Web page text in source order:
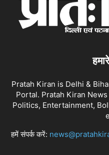
Pratah Kiran is Delhi &
Portal. Pratah Kiran
Politics, Entertainment,
हमें संपर्क करें: